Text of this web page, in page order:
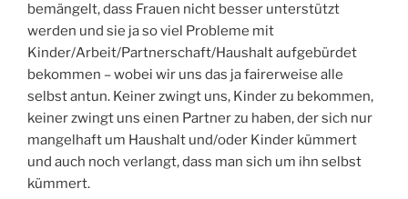
bemängelt, dass Frauen nicht besser unterstützt
werden und sie ja so viel Probleme mit
Kinder/Arbeit/Partnerschaft/Haushalt aufgebürdet
bekommen – wobei wir uns das ja fairerweise alle
selbst antun. Keiner zwingt uns, Kinder zu bekommen,
keiner zwingt uns einen Partner zu haben, der sich nur
mangelhaft um Haushalt und/oder Kinder kümmert
und auch noch verlangt, dass man sich um ihn selbst
kümmert.